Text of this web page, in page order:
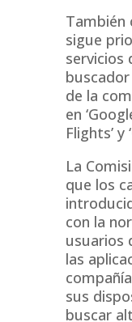
También
sigue
servicios
de la
en
Flights’ y
La
que los
con la
usuarios
las
sus
buscar